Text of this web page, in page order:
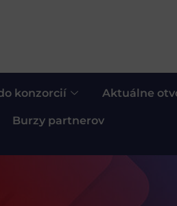
konzorcií Aktuálne
Burzy partnerov